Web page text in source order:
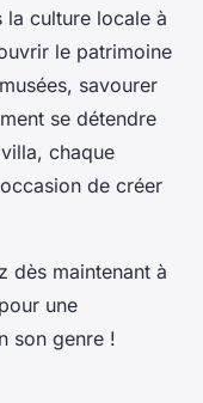
la culture locale à
le patrimoine
savourer
se détendre
chaque
de créer
dès maintenant à
une
son genre !